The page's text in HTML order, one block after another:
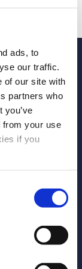
ads, to
our traffic.
of our site with
partners who
you’ve
from your use
if you